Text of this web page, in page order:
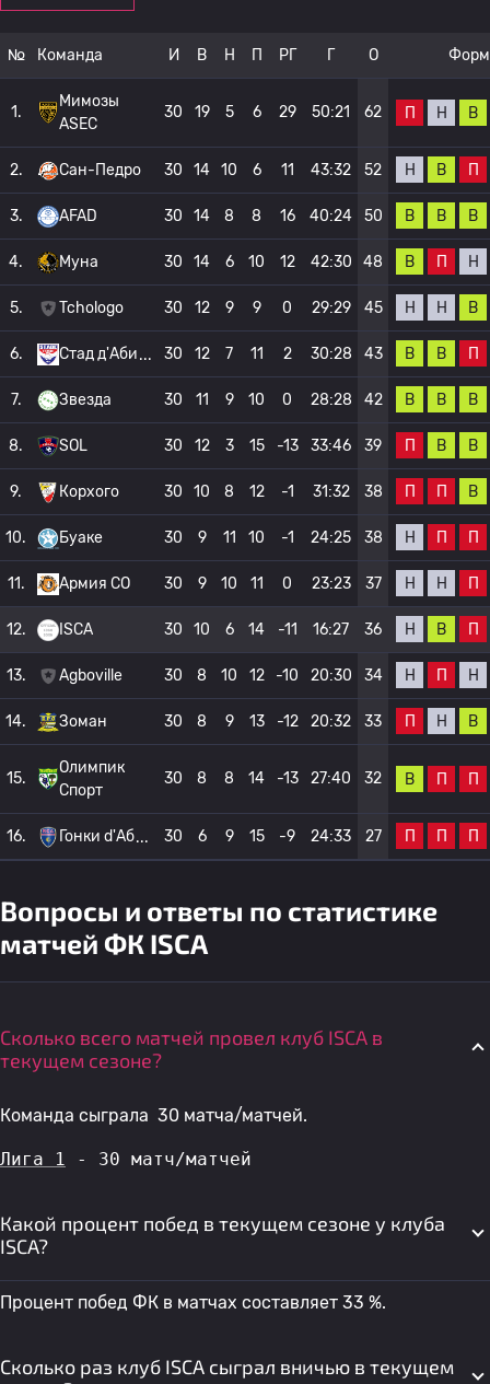
№ Команда И В Н П РГ Г О
1.
Мимозы
ASEC
30 19 5 6 29 50:21 62 П Н В
2. Сан-Педро 30 14 10 6 11 43:32 52 Н В П
3. AFAD 30 14 8 8 16 40:24 50 В В В
4. Муна 30 14 6 10 12 42:30 48 В П Н
5. Tchologo 30 12 9 9 0 29:29 45 Н Н В
6. Стад д'Аби 30 12 7 11 2 30:28 43 В В П
7. Звезда 30 11 9 10 0 28:28 42 В В В
8. SOL 30 12 3 15 -13 33:46 39 П В В
9. Корхого 30 10 8 12 -1 31:32 38 П П В
10. Буаке 30 9 11 10 -1 24:25 38 Н П П
11. Армия СО 30 9 10 11 0 23:23 37 Н Н П
12. ISCA 30 10 6 14 -11 16:27 36 Н В П
13. Agboville 30 8 10 12 -10 20:30 34 Н П Н
14. Зоман 30 8 9 13 -12 20:32 33 П Н В
15.
Олимпик
Спорт
30 8 8 14 -13 27:40 32 В П П
16. Гонки d'Аб 30 6 9 15 -9 24:33 27 П П П
Вопросы и ответы по статистике
матчей ФК ISCA
Сколько всего матчей провел клуб ISCA в
текущем сезоне?
Команда сыграла 30 матча/матчей.
Лига 1 - 30 матч/матчей
Какой процент побед в текущем сезоне у клуба
ISCA?
Процент побед ФК в матчах составляет 33 %.
Сколько раз клуб ISCA сыграл вничью в текущем